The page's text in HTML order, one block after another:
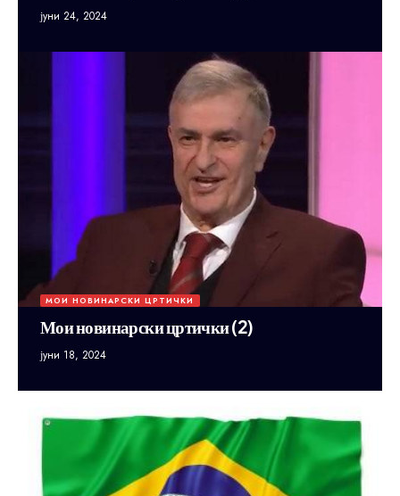
јуни 24, 2024
МОИ НОВИНАРСКИ ЦРТИЧКИ
Мои новинарски цртички (2)
јуни 18, 2024